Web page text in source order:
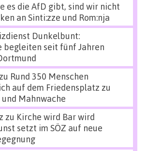
es die AfD gibt, sind wir nicht
an Sinti:zze und Rom:nja
Dunkelbunt:
begleiten seit fünf Jahren
Rund 350 Menschen
auf dem Friedensplatz zu
Mahnwache
zu Kirche wird Bar wird
setzt im SÖZ auf neue